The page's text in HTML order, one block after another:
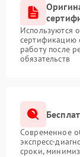
Используются
сертификацию
работу после
обязательств
Современное
экспресс-
сроки,